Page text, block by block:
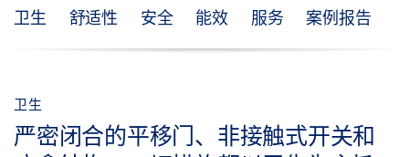
卫生 舒适性 安全 能效 服务 案例报告
卫生
严密闭合的平移门、非接触式开关和